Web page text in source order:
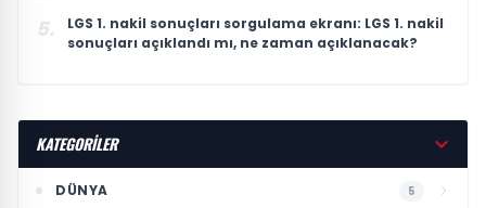
5.
LGS 1. nakil sonuçları sorgulama ekranı: LGS 1. nakil
sonuçları açıklandı mı, ne zaman açıklanacak?
KATEGORİLER
DÜNYA 5